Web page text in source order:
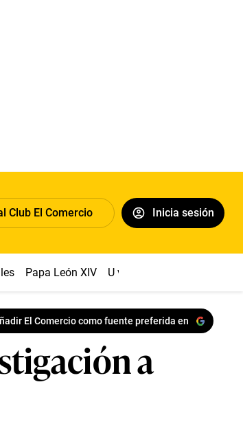
Club El Comercio Inicia sesión
Papa León XIV U vs Cristal
El Comercio como fuente preferida en
a